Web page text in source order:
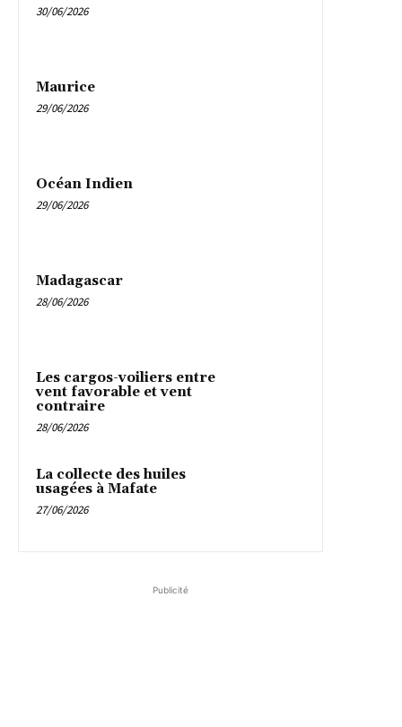
30/06/2026
Maurice
29/06/2026
Océan Indien
29/06/2026
Madagascar
28/06/2026
Les cargos-voiliers entre
vent favorable et vent
contraire
28/06/2026
La collecte des huiles
usagées à Mafate
27/06/2026
Publicité